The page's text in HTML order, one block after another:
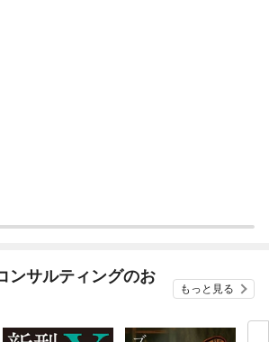
ンサルティングのお
もっと見る